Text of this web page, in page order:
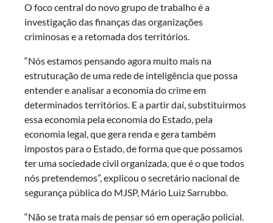
O foco central do novo grupo de trabalho é a
investigação das finanças das organizações
criminosas e a retomada dos territórios.
“Nós estamos pensando agora muito mais na
estruturação de uma rede de inteligência que possa
entender e analisar a economia do crime em
determinados territórios. E a partir daí, substituirmos
essa economia pela economia do Estado, pela
economia legal, que gera renda e gera também
impostos para o Estado, de forma que que possamos
ter uma sociedade civil organizada, que é o que todos
nós pretendemos”, explicou o secretário nacional de
segurança pública do MJSP, Mário Luiz Sarrubbo.
“Não se trata mais de pensar só em operação policial.